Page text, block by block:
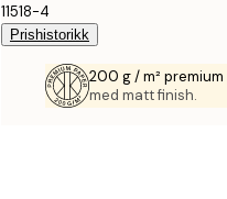
11518-4
Prishistorikk
200 g / m²
med matt finish.